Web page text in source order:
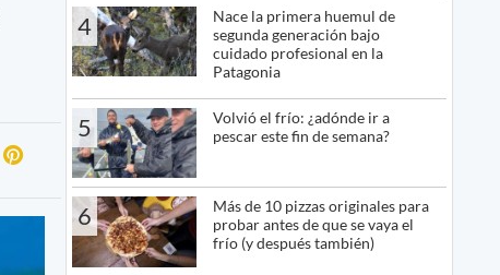
4
Nace la primera huemul de
segunda generación bajo
cuidado profesional en la
Patagonia
5
Volvió el frío: ¿adónde ir a
pescar este fin de semana?
6
Más de 10 pizzas originales para
probar antes de que se vaya el
frío (y después también)